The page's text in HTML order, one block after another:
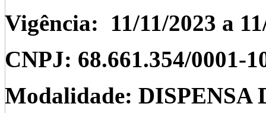
Vigência: 11/11/2023 a
CNPJ: 68.661.354/0001-
Modalidade: